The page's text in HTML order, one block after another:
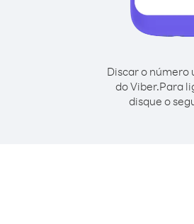
Discar o número
do Viber.Para
disque o